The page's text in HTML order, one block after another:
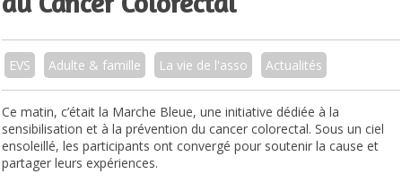
EVS Adulte & famille La vie de l'asso Actualités
Ce matin, c’était la Marche Bleue, une initiative dédiée à la
sensibilisation et à la prévention du cancer colorectal. Sous un ciel
ensoleillé, les participants ont convergé pour soutenir la cause et
partager leurs expériences.